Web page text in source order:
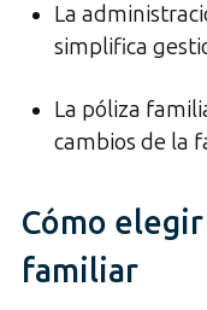
La
simplifica
La póliza
cambios de la
Cómo
familiar